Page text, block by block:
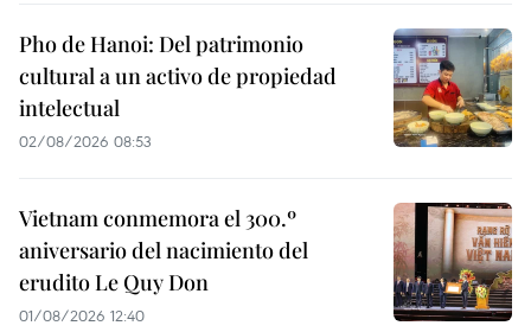
Pho de Hanoi: Del patrimonio
cultural a un activo de propiedad
intelectual
02/08/2026 08:53
Vietnam conmemora el 300.º
aniversario del nacimiento del
erudito Le Quy Don
01/08/2026 12:40